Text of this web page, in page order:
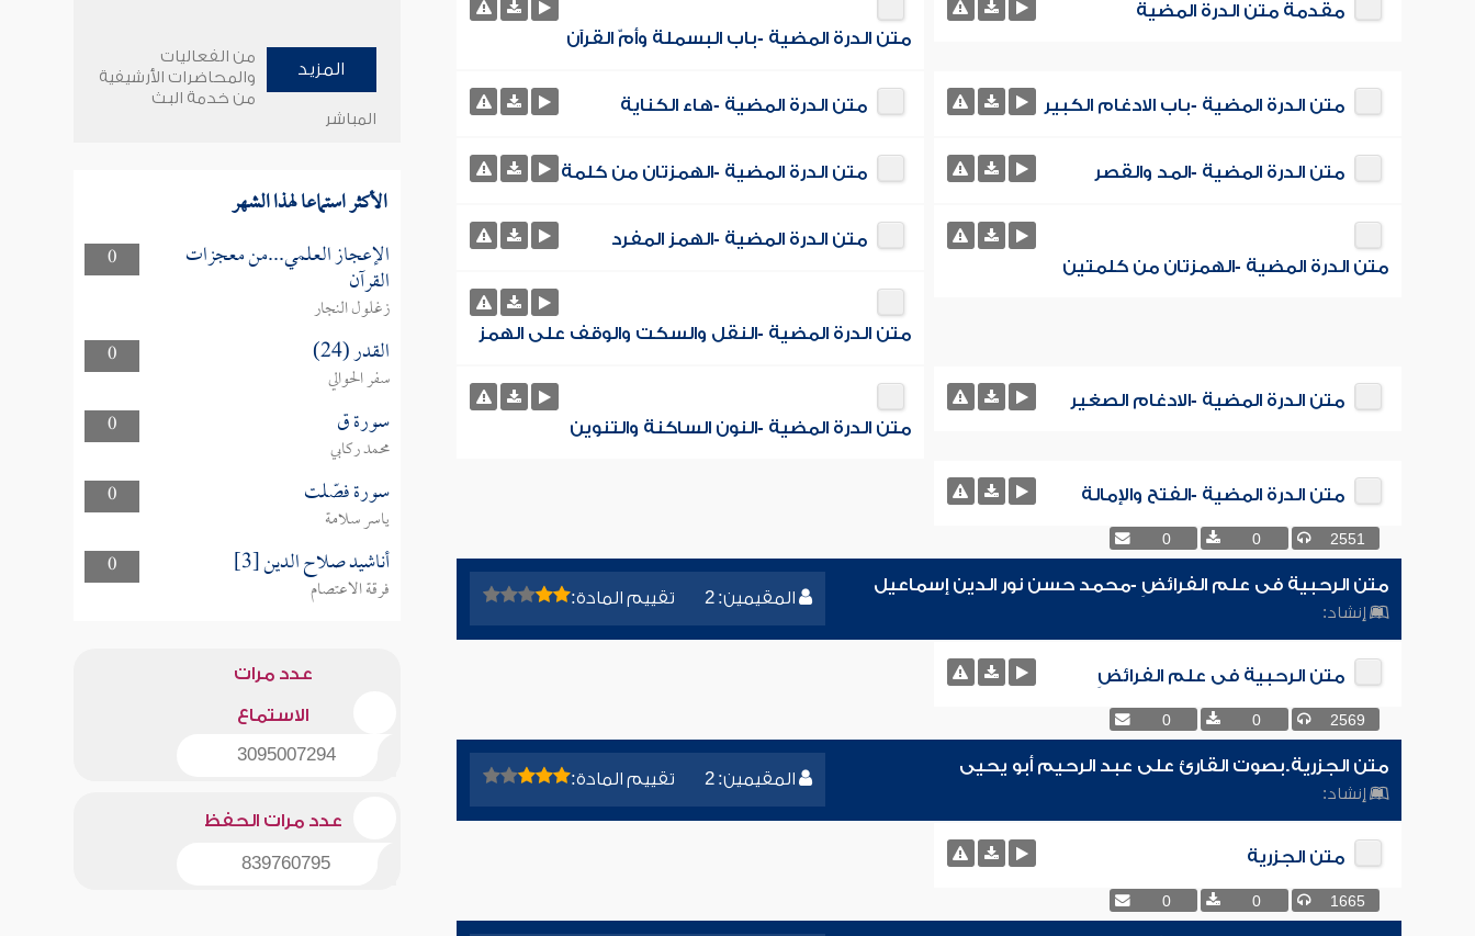
مقدمة متن الدرة المضية
متن الدرة المضية -باب البسملة وأمّ القرآن
متن الدرة المضية -باب الادغام الكبير متن الدرة المضية -هاء الكناية
متن الدرة المضية -المد والقصر متن الدرة المضية -الهمزتان من كلمة
متن الدرة المضية -الهمزتان من كلمتين
متن الدرة المضية -الهمز المفرد
متن الدرة المضية -النقل والسكت والوقف على الهمز
متن الدرة المضية -الادغام الصغير
متن الدرة المضية -النون الساكنة والتنوين
متن الدرة المضية -الفتح والإمالة
2551
0
0
المقيمين: 2 تقييم المادة:
متن الرحبية فى علم الفرائضِ -محمد حسن نور الدين إسماعيل
إنشاد:
متن الرحبية فى علم الفرائضِ
2569
0
0
المقيمين: 2 تقييم المادة:
متن الجزرية.بصوت القارئ على عبد الرحيم أبو يحيى
إنشاد:
متن الجزرية
1665
0
0
المزيد
من الفعاليات
والمحاضرات الأرشيفية
من خدمة البث
المباشر
الأكثر استماعا لهذا الشهر
0 الإعجاز العلمي...من معجزات
القرآن
زغلول النجار
0
القدر (24)
سفر الحوالي
0
سورة ق
محمد ركابي
0
سورة فصّلت
ياسر سلامة
0
أناشيد صلاح الدين [3]
فرقة الاعتصام
عدد مرات
الاستماع
3095007294
عدد مرات الحفظ
839760795